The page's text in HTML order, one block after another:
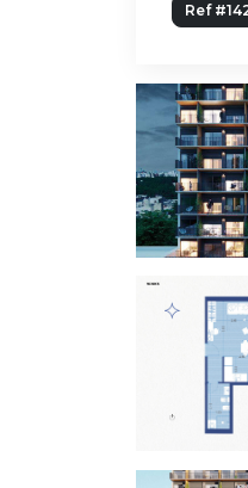
Ref